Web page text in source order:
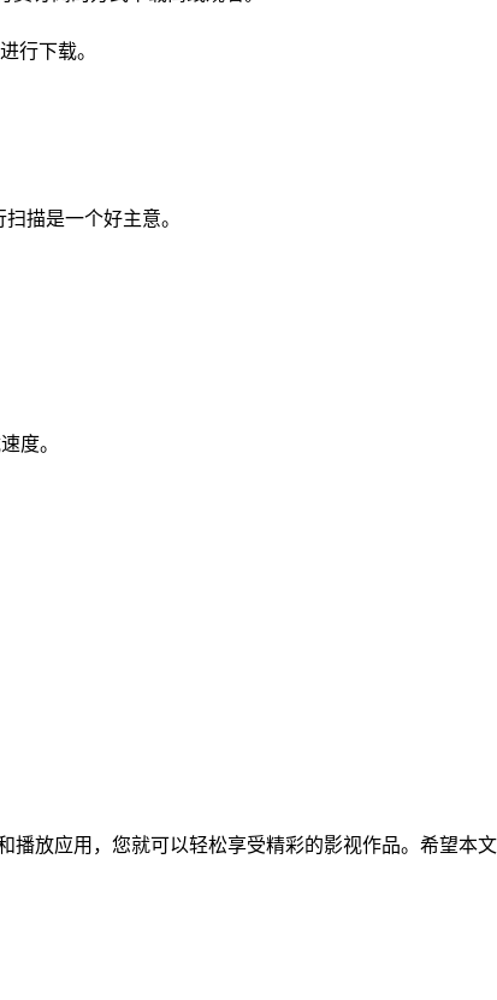
行下载。
描是一个好主意。
度。
放应用，您就可以轻松享受精彩的影视作品。希望本